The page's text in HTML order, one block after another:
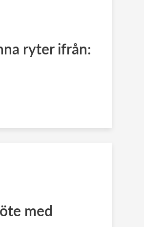
ryter ifrån:
med